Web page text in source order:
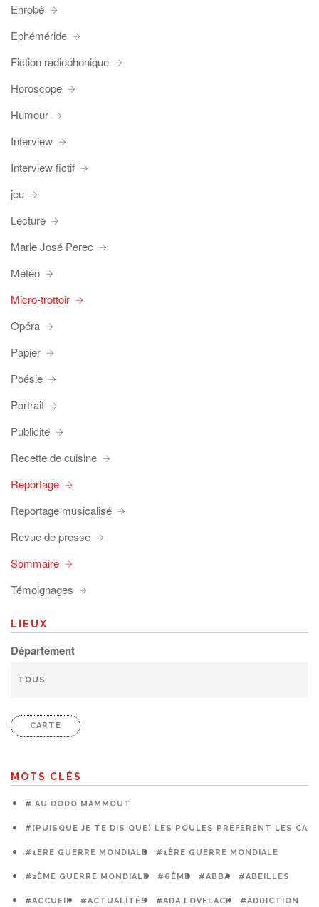
Enrobé
Ephéméride
Fiction radiophonique
Horoscope
Humour
Interview
Interview fictif
jeu
Lecture
Marie José Perec
Météo
Micro-trottoir
Opéra
Papier
Poésie
Portrait
Publicité
Recette de cuisine
Reportage
Reportage musicalisé
Revue de presse
Sommaire
Témoignages
LIEUX
Département
CARTE
MOTS CLÉS
# AU DODO MAMMOUT
#(PUISQUE JE TE DIS QUE) LES POULES PRÉFÈRENT LES
#1ERE GUERRE MONDIALE #1ÈRE GUERRE MONDIALE
#2ÈME GUERRE MONDIALE #6ÈME #ABBA #ABEILLES
#ACCUEIL #ACTUALITÉS #ADA LOVELACE #ADDICTION